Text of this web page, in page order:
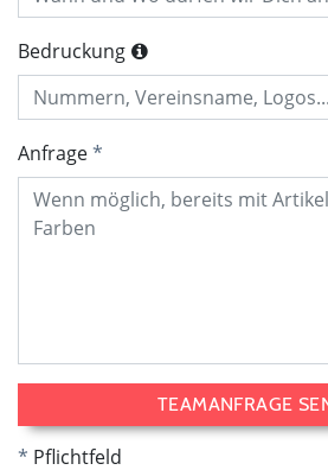
Bedruckung
Anfrage
TEAMANFRAGE
Pflichtfeld